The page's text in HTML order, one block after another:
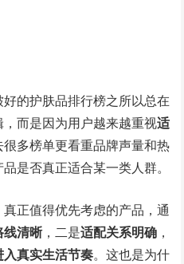
的护肤品排行榜之所以总在
而是因为用户越来越重视适
很多榜单更看重品牌声量和热
是否真正适合某一类人群。
正值得优先考虑的产品，通
线清晰，二是适配关系明确 ，
入真实生活节奏。这也是为什